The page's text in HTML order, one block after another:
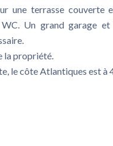
une terrasse couverte
Un grand garage
la propriété.
le côte Atlantiques est à